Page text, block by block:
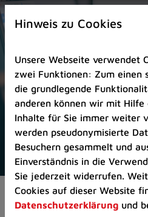
Zur
Startseite
Zum
Seitenanfang
springen
(Schnelltaste
A)
Zur
Navigation/Menü
springen
(Schnelltaste
M)
Zur
Aktuelles
Hinweis zu Cookies
Unsere Webseite verwendet
zwei Funktionen: Zum einen
die grundlegende
anderen können wir mit Hilfe
Inhalte für Sie immer weiter
werden pseudonymisierte
Besuchern gesammelt und
Einverständnis in die
Sie jederzeit widerrufen.
Cookies auf dieser Website
Datenschutzerklärung und